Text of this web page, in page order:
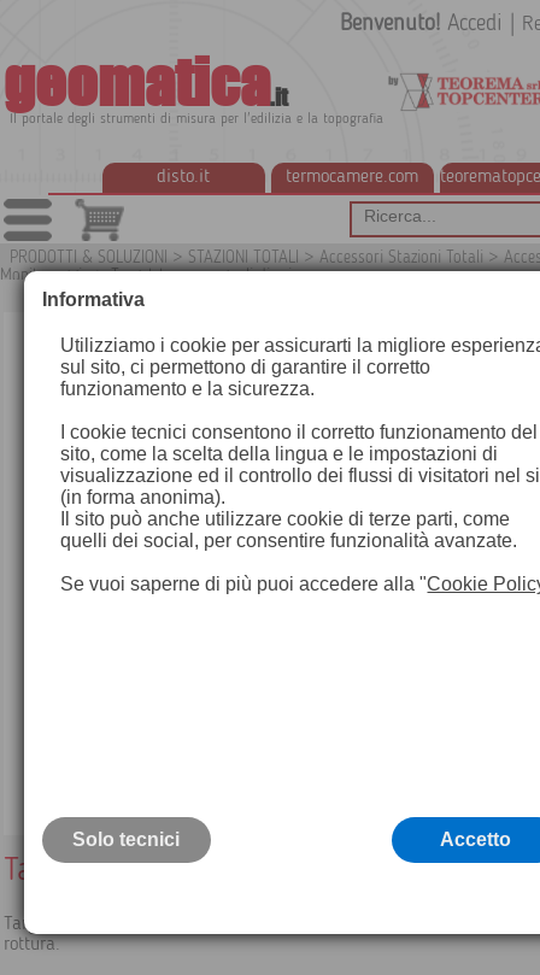
geomatica.it
Il portale degli strumenti di misura per l'edilizia e la topografia
disto.it termocamere.com
Benvenuto! Accedi
PRODOTTI & SOLUZIONI > STAZIONI TOTALI > Accessori Stazioni Totali >
Monitoraggio>Target tape e segnali di mira
Target bi-reflex con supporto
Target riflettente su entrambi i lati con supporto in plastica
rottura.
Informativa
Utilizziamo i cookie per assicurarti la migliore
sul sito, ci permettono di garantire il corretto
funzionamento e la sicurezza.
I cookie tecnici consentono il corretto funzionamento del
sito, come la scelta della lingua e le impostazioni di
visualizzazione ed il controllo dei flussi di visitatori nel
(in forma anonima).
Il sito può anche utilizzare cookie di terze parti, come
quelli dei social, per consentire funzionalità avanzate.
Se vuoi saperne di più puoi accedere alla "Cookie
Solo tecnici Accetto